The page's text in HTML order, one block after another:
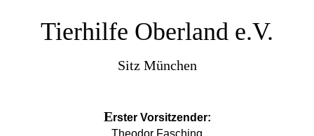
Tierhilfe Oberland e.V.
Sitz München
Erster Vorsitzender:
Theodor Fasching